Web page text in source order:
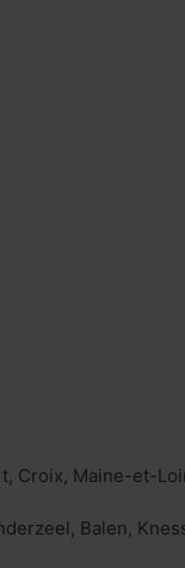
Croix, Maine-et-
Balen,